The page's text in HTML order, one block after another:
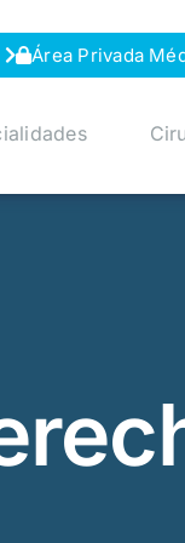
Área Privada